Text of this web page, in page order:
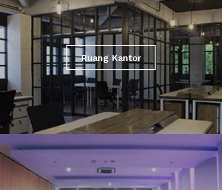
Ruang Kantor